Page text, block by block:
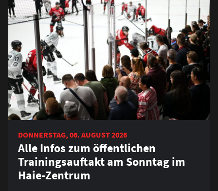
DONNERSTAG, 06. AUGUST 2026
Alle Infos zum öffentlichen
Trainingsauftakt am Sonntag im
Haie-Zentrum